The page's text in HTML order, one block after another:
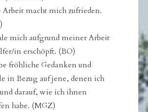
macht mich zufrieden.
mich aufgrund meiner Arbeit
in erschöpft. (BO)
fröhliche Gedanken und
in Bezug auf jene, denen ich
darauf, wie ich ihnen
habe. (MGZ)